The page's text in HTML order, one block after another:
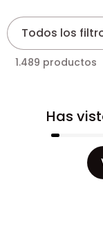
Todos los
1.489 productos
Has